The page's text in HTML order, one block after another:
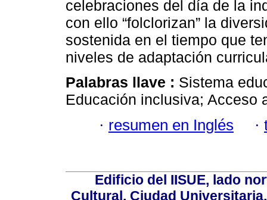
celebraciones del día de la
con ello “folclorizan” la
sostenida en el tiempo que
niveles de adaptación
Palabras llave : Sistema
Educación inclusiva; Acceso
· resumen en Inglés ·
Edificio del IISUE, lado
Cultural, Ciudad